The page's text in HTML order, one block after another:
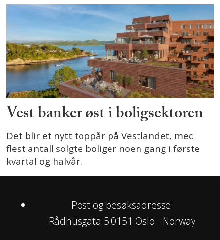
Vest banker øst i boligsektoren
Det blir et nytt toppår på Vestlandet, med
flest antall solgte boliger noen gang i første
kvartal og halvår.
Post og besøksadresse:
Rådhusgata 5,0151 Oslo - Norway